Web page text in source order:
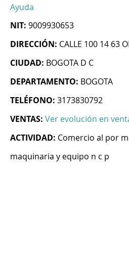
Ayuda
NIT: 9009930653
DIRECCIÓN: CALLE 100 14 63
CIUDAD: BOGOTA D C
DEPARTAMENTO: BOGOTA
TELÉFONO: 3173830792
VENTAS: Ver evolución en
ACTIVIDAD: Comercio al por
maquinaria y equipo n c p